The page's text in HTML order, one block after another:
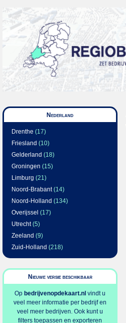
Nederland
Drenthe (17)
Friesland (10)
Gelderland (18)
Groningen (15)
Limburg (21)
Noord-Brabant(14)
Noord-Holland (134)
Overijssel (17)
Utrecht(5)
Zeeland (9)
Zuid-Holland (218)
Nieuwe versie beschikbaar
Op bedrijvenopdekaart.nl vindt u
veel meer informatie per bedrijf en
veel meer bedrijven. Ook kunt u
filters toepassen en exporteren